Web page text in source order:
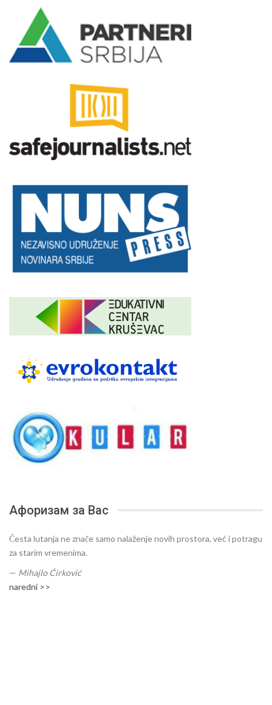
Афоризам за Вас
Česta lutanja ne znače samo nalaženje novih prostora, već i potragu
za starim vremenima.
— Mihajlo Ćirković
naredni >>